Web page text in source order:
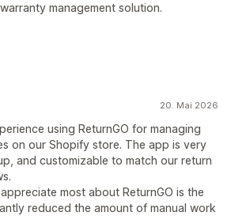
management solution.
20. Mai 2026
using ReturnGO for managing
on our Shopify store. The app is very
and customizable to match our return
most about ReturnGO is the
reduced the amount of manual work